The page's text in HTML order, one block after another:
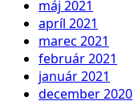
máj 2021
apríl 2021
marec 2021
február 2021
január 2021
december 2020